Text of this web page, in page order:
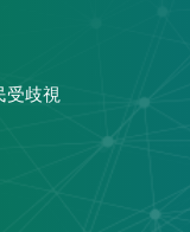
受歧視